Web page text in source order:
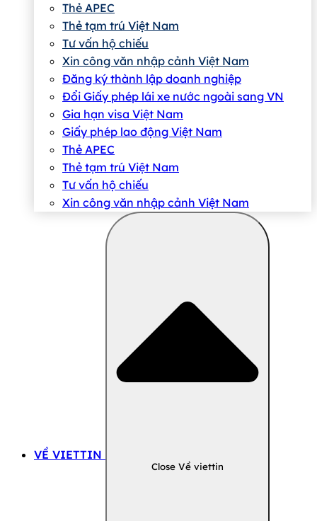
Thẻ APEC
Thẻ tạm trú Việt Nam
Tư vấn hộ chiếu
Xin công văn nhập cảnh Việt Nam
Đăng ký thành lập doanh nghiệp
Đổi Giấy phép lái xe nước ngoài sang VN
Gia hạn visa Việt Nam
Giấy phép lao động Việt Nam
Thẻ APEC
Thẻ tạm trú Việt Nam
Tư vấn hộ chiếu
Xin công văn nhập cảnh Việt Nam
VỀ VIETTIN
Close Về viettin